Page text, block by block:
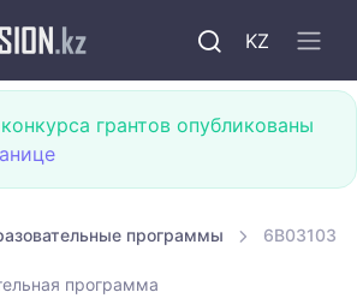
KZ
грантов опубликованы
программы 6B03103
программа